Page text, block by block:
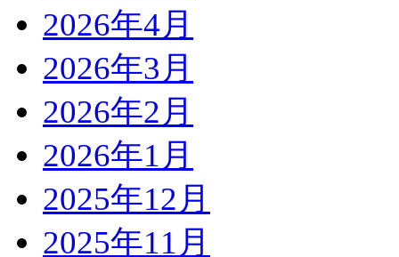
2026年4月
2026年3月
2026年2月
2026年1月
2025年12月
2025年11月